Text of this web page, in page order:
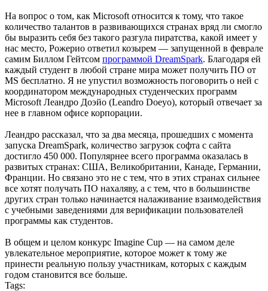
На вопрос о том, как Microsoft относится к тому, что такое
количество талантов в развивающихся странах вряд ли смогло
бы выразить себя без такого разгула пиратства, какой имеет у
нас место, Рожерио ответил козырем — запущенной в феврале
самим Биллом Гейтсом программой DreamSpark. Благодаря ей
каждый студент в любой стране мира может получить ПО от
MS бесплатно. Я не упустил возможность поговорить о ней с
координатором международных студенческих программ
Microsoft Леандро Доэйо (Leandro Doeyo), который отвечает за
нее в главном офисе корпорации.
Леандро рассказал, что за два месяца, прошедших с момента
запуска DreamSpark, количество загрузок софта с сайта
достигло 450 000. Популярнее всего программа оказалась в
развитых странах: США, Великобритании, Канаде, Германии,
Франции. Но связано это не с тем, что в этих странах сильнее
все хотят получать ПО нахаляву, а с тем, что в большинстве
других стран только начинается налаживание взаимодействия
с учебными заведениями для верификации пользователей
программы как студентов.
В общем и целом конкурс Imagine Cup — на самом деле
увлекательное мероприятие, которое может к тому же
принести реальную пользу участникам, которых с каждым
годом становится все больше.
Tags: